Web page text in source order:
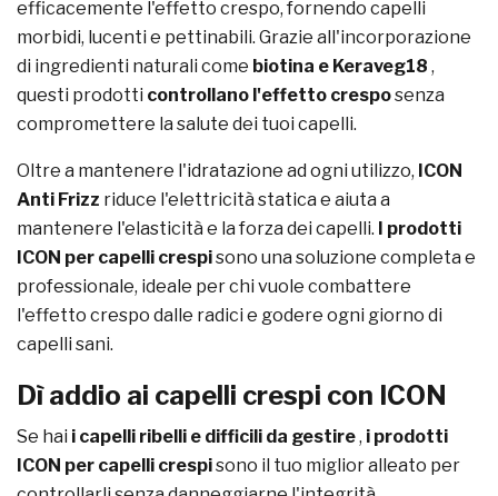
efficacemente l'effetto crespo, fornendo capelli
morbidi, lucenti e pettinabili. Grazie all'incorporazione
di ingredienti naturali come biotina e Keraveg18 ,
questi prodotti controllano l'effetto cresposenza
compromettere la salute dei tuoi capelli.
Oltre a mantenere l'idratazione ad ogni utilizzo, ICON
Anti Frizz riduce l'elettricità statica e aiuta a
mantenere l'elasticità e la forza dei capelli. I prodotti
ICON per capelli crespisono una soluzione completa e
professionale, ideale per chi vuole combattere
l'effetto crespo dalle radici e godere ogni giorno di
capelli sani.
Dì addio ai capelli crespi con ICON
Se hai i capelli ribelli e difficili da gestire, i prodotti
ICON per capelli crespisono il tuo miglior alleato per